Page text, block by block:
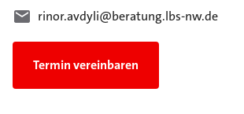
rinor.avdyli@beratung.lbs-nw.de
Termin vereinbaren